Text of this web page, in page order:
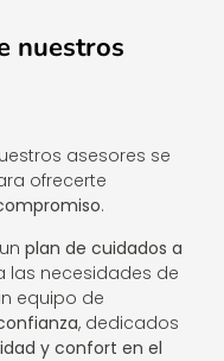
nuestros
asesores se
ofrecerte
.
plan de cuidados a
las necesidades de
equipo de
, dedicados
y confort en el